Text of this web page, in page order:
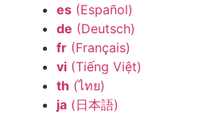
es (Español)
de (Deutsch)
fr (Français)
vi (Tiếng Việt)
th (ไทย)
ja (日本語)